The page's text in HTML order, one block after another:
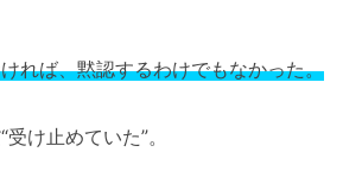
れば、黙認するわけでもなかった。
け止めていた”。